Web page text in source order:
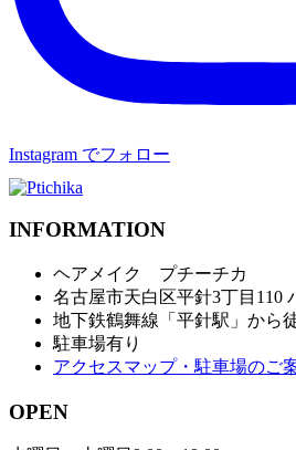
Instagram でフォロー
INFORMATION
ヘアメイク プチーチカ
名古屋市天白区平針3丁目110
地下鉄鶴舞線「平針駅」から
駐車場有り
アクセスマップ・駐車場のご
OPEN